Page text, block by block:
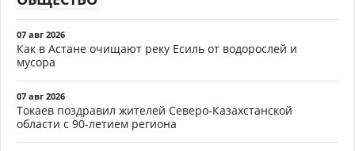
07 авг 2026
Как в Астане очищают реку Есиль от водорослей и
мусора
07 авг 2026
Токаев поздравил жителей Северо-Казахстанской
области с 90-летием региона